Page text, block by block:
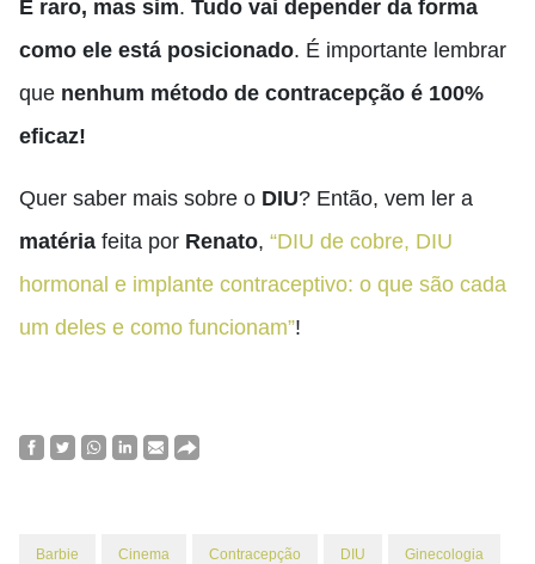
É raro, mas sim. Tudo vai depender da forma
como ele está posicionado. É importante lembrar
que nenhum método de contracepção é 100%
eficaz!
Quer saber mais sobre o DIU? Então, vem ler a
matéria feita por Renato, “DIU de cobre, DIU
hormonal e implante contraceptivo: o que são cada
um deles e como funcionam”!
Barbie Cinema Contracepção DIU Ginecologia